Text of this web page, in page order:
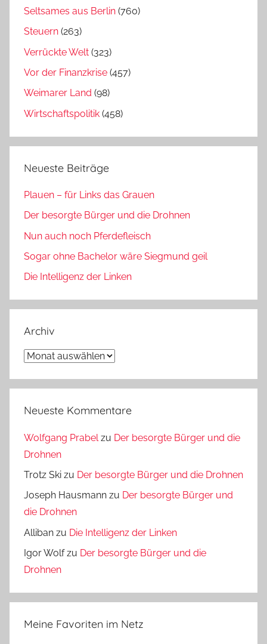
Seltsames aus Berlin (760)
Steuern (263)
Verrückte Welt (323)
Vor der Finanzkrise (457)
Weimarer Land (98)
Wirtschaftspolitik (458)
Neueste Beiträge
Plauen – für Links das Grauen
Der besorgte Bürger und die Drohnen
Nun auch noch Pferdefleisch
Sogar ohne Bachelor wäre Siegmund geil
Die Intelligenz der Linken
Archiv
Archiv
Neueste Kommentare
Wolfgang Prabel zu Der besorgte Bürger und die
Drohnen
Trotz Ski zu Der besorgte Bürger und die Drohnen
Joseph Hausmann zu Der besorgte Bürger und
die Drohnen
Alliban zu Die Intelligenz der Linken
Igor Wolfzu Der besorgte Bürger und die
Drohnen
Meine Favoriten im Netz